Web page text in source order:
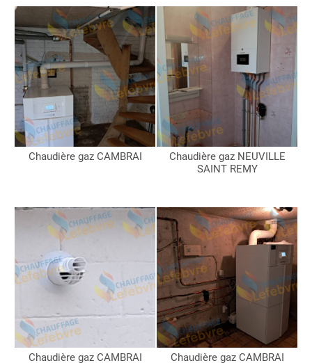
Chaudière gaz CAMBRAI
Chaudière gaz NEUVILLE
SAINT REMY
Chaudière gaz CAMBRAI Chaudière gaz CAMBRAI